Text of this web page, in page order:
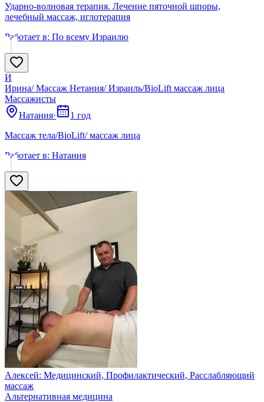
Ударно-волновая терапия. Лечение пяточной шпоры,
лечебный массаж, иглотерапия
Работает в: По всему Израилю
И
Ирина/ Массаж Нетания/ Израиль/BioLift массаж лица
Массажисты
Натания·
1 год
Массаж тела/BioLift/ массаж лица
Работает в: Натания
Алексей: Медицинский, Профилактический, Расслабляющий
массаж
Альтернативная медицина